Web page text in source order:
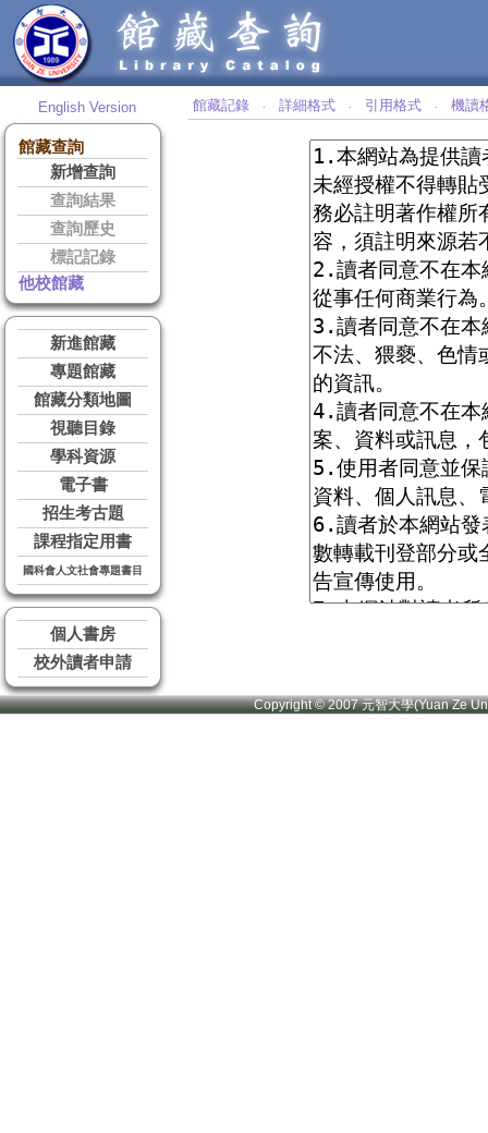
English Version
館藏查詢
新增查詢
查詢結果
查詢歷史
標記記錄
他校館藏
新進館藏
專題館藏
館藏分類地圖
視聽目錄
學科資源
電子書
招生考古題
課程指定用書
國科會人文社會專題書目
個人書房
校外讀者申請
館藏記錄 ‧ 詳細格式 ‧ 引用格式 ‧ 機讀
Copyright © 2007 元智大學(Yuan Ze